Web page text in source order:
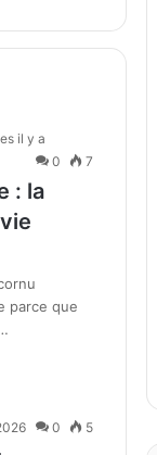
il y a
0
7
: la
parce que
0 5